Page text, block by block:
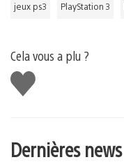
jeux ps3 PlayStation 3
Cela vous a plu ?
J'aime
Dernières news